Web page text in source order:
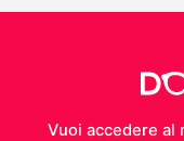
Vuoi accedere al